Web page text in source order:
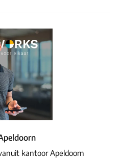
kantoor Apeldoorn